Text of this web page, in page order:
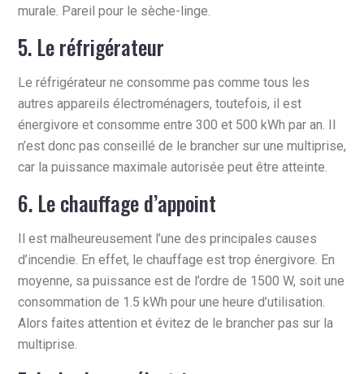
murale. Pareil pour le sèche-linge.
5. Le réfrigérateur
Le réfrigérateur ne consomme pas comme tous les
autres appareils électroménagers, toutefois, il est
énergivore et consomme entre 300 et 500 kWh par an. Il
n’est donc pas conseillé de le brancher sur une multiprise,
car la puissance maximale autorisée peut être atteinte.
6. Le chauffage d’appoint
Il est malheureusement l’une des principales causes
d’incendie. En effet, le chauffage est trop énergivore. En
moyenne, sa puissance est de l’ordre de 1500 W, soit une
consommation de 1.5 kWh pour une heure d’utilisation.
Alors faites attention et évitez de le brancher pas sur la
multiprise.